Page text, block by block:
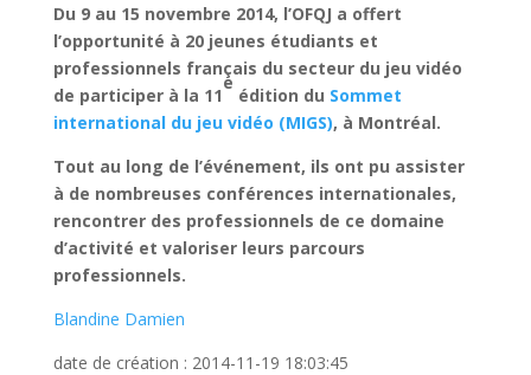
Du 9 au 15 novembre 2014, l’OFQJ a offert
l’opportunité à 20 jeunes étudiants et
professionnels français du secteur du jeu vidéo
de participer à la 11
e
édition du Sommet
international du jeu vidéo (MIGS), à Montréal.
Tout au long de l’événement, ils ont pu assister
à de nombreuses conférences internationales,
rencontrer des professionnels de ce domaine
d’activité et valoriser leurs parcours
professionnels.
Blandine Damien
date de création : 2014-11-19 18:03:45